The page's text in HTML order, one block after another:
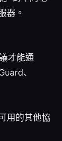
器。
才能通
、
用的其他協